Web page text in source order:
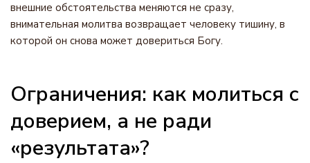
внешние обстоятельства меняются не сразу,
внимательная молитва возвращает человеку тишину, в
которой он снова может довериться Богу.
Ограничения: как молиться с
доверием, а не ради
«результата»?